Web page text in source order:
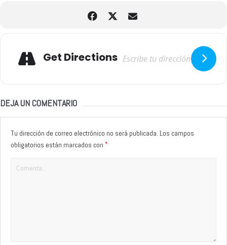
Get Directions
DEJA UN COMENTARIO
Tu dirección de correo electrónico no será publicada. Los campos
obligatorios están marcados con *